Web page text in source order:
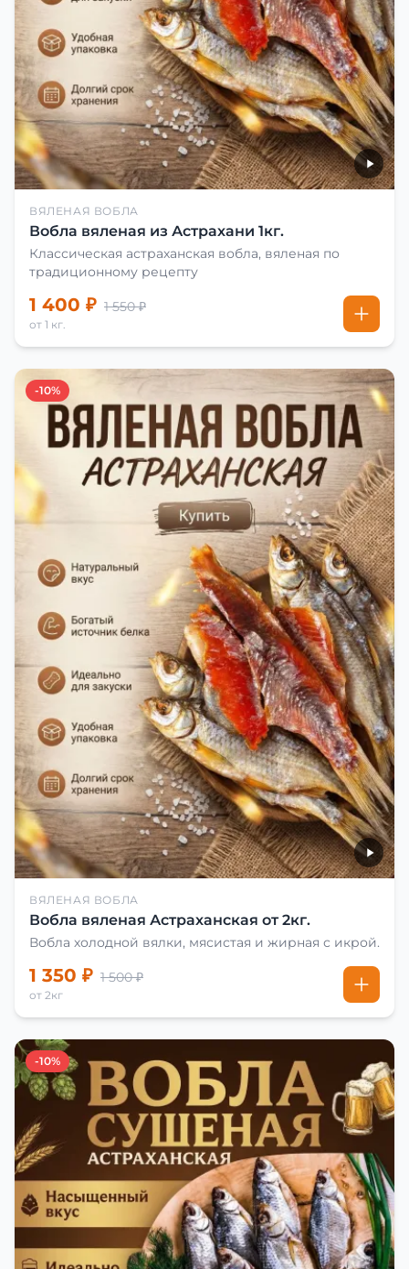
ВЯЛЕНАЯ ВОБЛА
Вобла вяленая из Астрахани 1кг.
Классическая астраханская вобла, вяленая по
традиционному рецепту
1 400 ₽ 1 550 ₽
от 1 кг.
-10%
ВЯЛЕНАЯ ВОБЛА
Вобла вяленая Астраханская от 2кг.
Вобла холодной вялки, мясистая и жирная с икрой.
1 350 ₽ 1 500 ₽
от 2кг
-10%